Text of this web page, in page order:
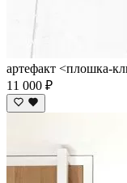
артефакт <плошка-
11 000 ₽